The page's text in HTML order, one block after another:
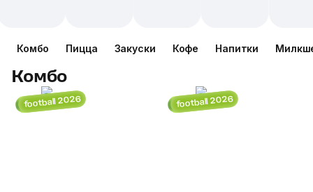
Комбо Пицца Закуски Кофе Напитки
Комбо
football 2026 football 2026